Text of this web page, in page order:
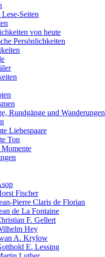
Seiten
von heute
Persönlichkeiten
Rundgänge und Wanderungen
Liebespaare
Ton
Fischer
Pierre Claris de Florian
de La Fontaine
F. Gellert
Hey
A. Krylow
E. Lessing